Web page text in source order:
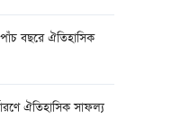
বছরে ঐতিহাসিক
ঐতিহাসিক সাফল্য